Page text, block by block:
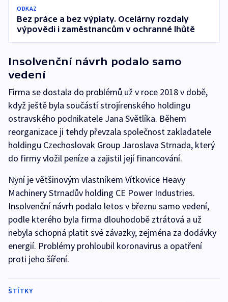
ODKAZ
Bez práce a bez výplaty. Ocelárny rozdaly
výpovědi i zaměstnancům v ochranné lhůtě
Insolvenční návrh podalo samo
vedení
Firma se dostala do problémů už v roce 2018 v době,
když ještě byla součástí strojírenského holdingu
ostravského podnikatele Jana Světlíka. Během
reorganizace ji tehdy převzala společnost zakladatele
holdingu Czechoslovak Group Jaroslava Strnada, který
do firmy vložil peníze a zajistil její financování.
Nyní je většinovým vlastníkem Vítkovice Heavy
Machinery Strnadův holding CE Power Industries.
Insolvenční návrh podalo letos v březnu samo vedení,
podle kterého byla firma dlouhodobě ztrátová a už
nebyla schopná platit své závazky, zejména za dodávky
energií. Problémy prohloubil koronavirus a opatření
proti jeho šíření.
ŠTÍTKY